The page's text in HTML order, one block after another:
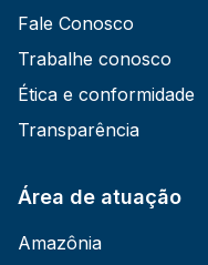
Fale Conosco
Trabalhe conosco
Ética e conformidade
Transparência
Área de atuação
Amazônia